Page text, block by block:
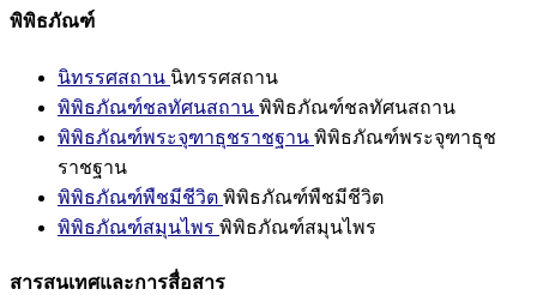
พิพิธภัณฑ์
นิทรรศสถาน นิทรรศสถาน
พิพิธภัณฑ์ชลทัศนสถาน พิพิธภัณฑ์ชลทัศนสถาน
พิพิธภัณฑ์พระจุฑาธุชราชฐาน พิพิธภัณฑ์พระจุฑาธุช
ราชฐาน
พิพิธภัณฑ์พืชมีชีวิต พิพิธภัณฑ์พืชมีชีวิต
พิพิธภัณฑ์สมุนไพร พิพิธภัณฑ์สมุนไพร
สารสนเทศและการสื่อสาร